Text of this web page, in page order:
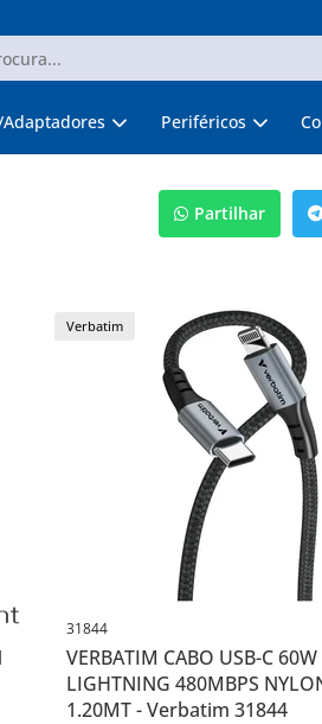
Adaptadores Periféricos
Partilhar
Verbatim
31844
VERBATIM CABO USB-C 60W
LIGHTNING 480MBPS
1.20MT - Verbatim 31844